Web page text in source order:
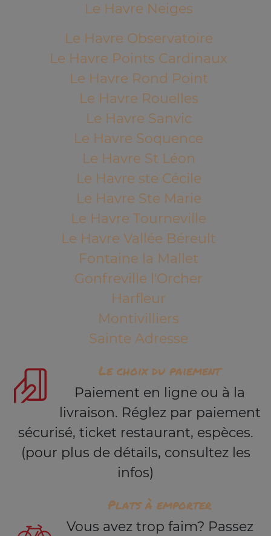
Le Havre Neiges
Le Havre Observatoire
Le Havre Points Cardinaux
Le Havre Rond Point
Le Havre Rouelles
Le Havre Sanvic
Le Havre Soquence
Le Havre St Léon
Le Havre ste Cécile
Le Havre Ste Marie
Le Havre Tourneville
Le Havre Vallée Béreult
Fontaine la Mallet
Gonfreville l'Orcher
Harfleur
Montivilliers
Sainte Adresse
Le choix du paiement
Paiement en ligne ou à la
livraison. Réglez par paiement
sécurisé, ticket restaurant, espèces.
(pour plus de détails, consultez les
infos)
Plats à emporter
Vous avez trop faim? Passez